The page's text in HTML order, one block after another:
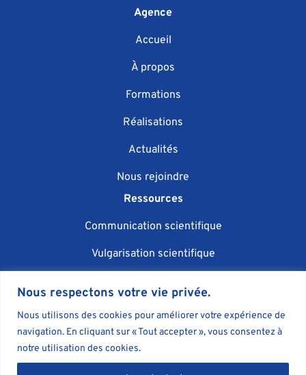
Nous respectons votre vie privée.
Nous utilisons des cookies pour améliorer votre expérience de
navigation. En cliquant sur « Tout accepter », vous consentez à
notre utilisation des cookies.
Agence
Accueil
À propos
Formations
Réalisations
Actualités
Nous rejoindre
Ressources
Communication scientifique
Vulgarisation scientifique
IA et communication
Blog
Livres